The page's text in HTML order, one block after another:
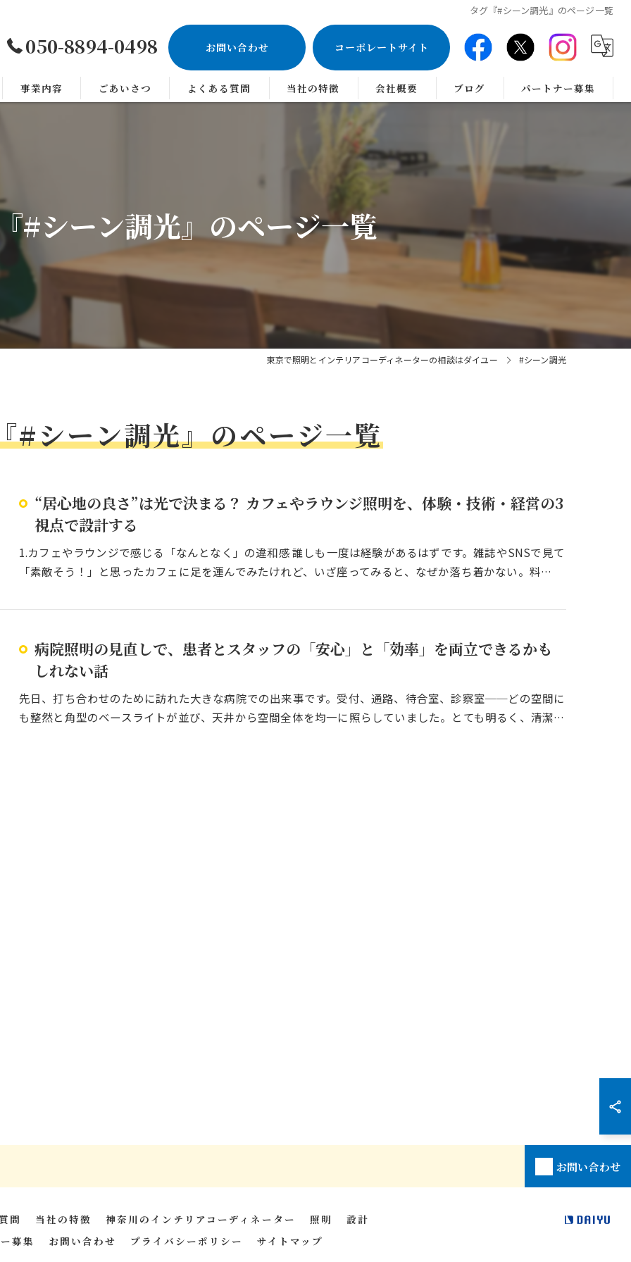
タグ『#シーン調光』のページ一覧
050-8894-0498 お問い合わせ コーポレートサイト
事業内容 ごあいさつ よくある質問 当社の特徴
神奈川のインテリアコーディネーター
オフィス
会社概要 ブログ パートナー募集
#シーン調光』のページ一覧
東京で照明とインテリアコーディネーターの相談はダイユー #シーン調光
#シーン調光』のページ一覧
“居心地の良さ”は光で決まる？ カフェやラウンジ照明を、体験・技術・経営の3
視点で設計する
1.カフェやラウンジで感じる「なんとなく」の違和感 誰しも一度は経験があるはずです。雑誌やSNSで見て
「素敵そう！」と思ったカフェに足を運んでみたけれど、いざ座ってみると、なぜか落ち着かない。料…
病院照明の見直しで、患者とスタッフの「安心」と「効率」を両立できるかも
しれない話
先日、打ち合わせのために訪れた大きな病院での出来事です。受付、通路、待合室、診察室──どの空間に
も整然と角型のベースライトが並び、天井から空間全体を均一に照らしていました。とても明るく、清潔…
お問い合わせ
問 当社の特徴 神奈川のインテリアコーディネーター 照明
設計
募集
お問い合わせ プライバシーポリシー サイトマップ